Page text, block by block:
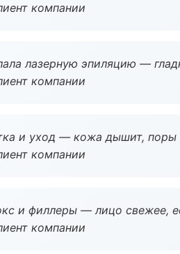
компании
лазерную эпиляцию —
компании
и уход — кожа дышит, поры
компании
и филлеры — лицо свежее,
компании